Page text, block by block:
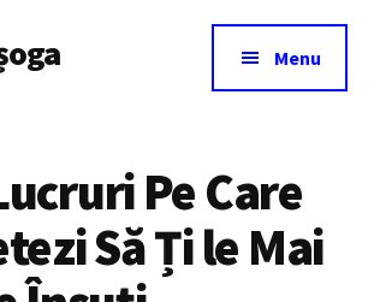
Menu
Pe Care
Să Ți le Mai